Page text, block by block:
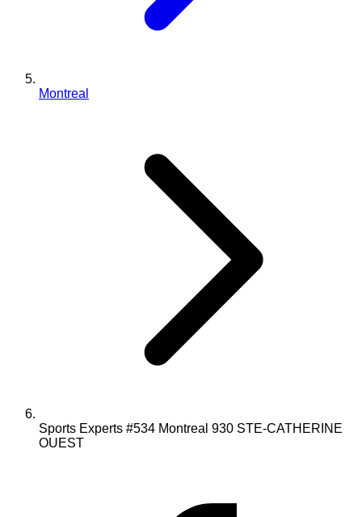
Montreal
Sports Experts #534 Montreal 930 STE-CATHERINE
OUEST